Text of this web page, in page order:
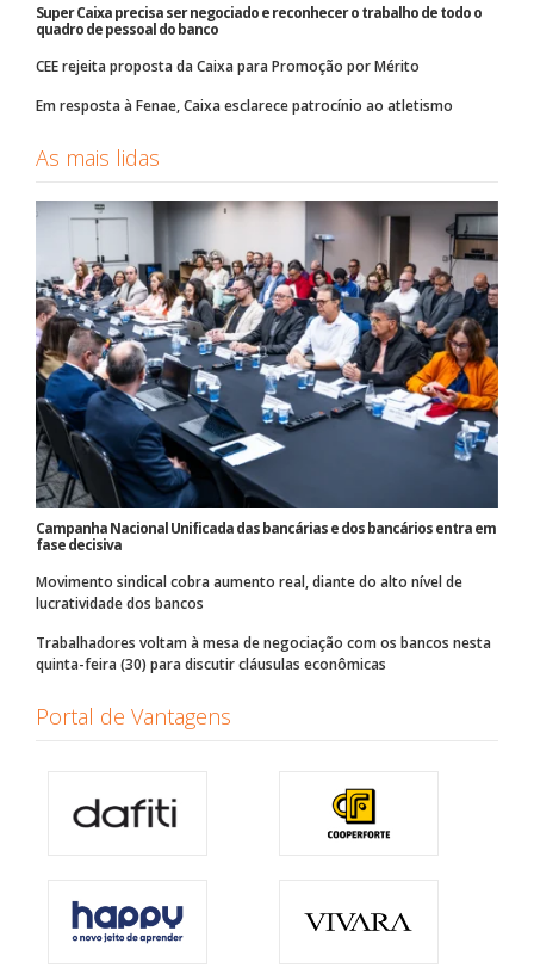
Super Caixa precisa ser negociado e reconhecer o trabalho de todo o
quadro de pessoal do banco
CEE rejeita proposta da Caixa para Promoção por Mérito
Em resposta à Fenae, Caixa esclarece patrocínio ao atletismo
As mais lidas
Campanha Nacional Unificada das bancárias e dos bancários entra em
fase decisiva
Movimento sindical cobra aumento real, diante do alto nível de
lucratividade dos bancos
Trabalhadores voltam à mesa de negociação com os bancos nesta
quinta-feira (30) para discutir cláusulas econômicas
Portal de Vantagens